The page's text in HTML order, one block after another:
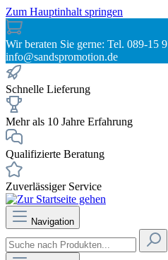
Zum Hauptinhalt springen
Wir beraten Sie gerne: Tel. 089-15
info@sandspromotion.de
Schnelle Lieferung
Mehr als 10 Jahre Erfahrung
Qualifizierte Beratung
Zuverlässiger Service
Navigation